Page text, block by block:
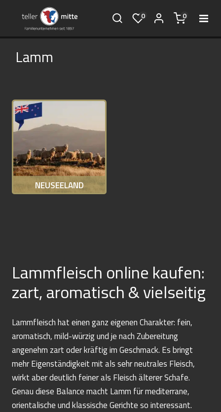
0 0
Lamm
NEUSEELAND
Lammfleisch online kaufen:
zart, aromatisch & vielseitig
Lammfleisch hat einen ganz eigenen Charakter: fein,
aromatisch, mild-würzig und je nach Zubereitung
angenehm zart oder kräftig im Geschmack. Es bringt
mehr Eigenständigkeit mit als sehr neutrales Fleisch,
wirkt aber deutlich feiner als Fleisch älterer Schafe.
Genau diese Balance macht Lamm für mediterrane,
orientalische und klassische Gerichte so interessant.